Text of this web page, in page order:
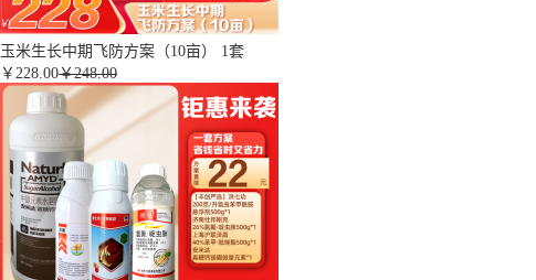
玉米生长中期飞防方案（10亩） 1套
￥ 228.00￥248.00